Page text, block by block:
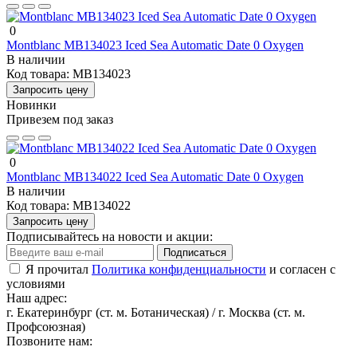
0
Montblanc MB134023 Iced Sea Automatic Date 0 Oxygen
В наличии
Код товара: MB134023
Запросить цену
Новинки
Привезем под заказ
0
Montblanc MB134022 Iced Sea Automatic Date 0 Oxygen
В наличии
Код товара: MB134022
Запросить цену
Подписывайтесь на новости и акции:
Подписаться
Я прочитал Политика конфиденциальности и согласен с
условиями
Наш адрес:
г. Екатеринбург (ст. м. Ботаническая) / г. Москва (ст. м.
Профсоюзная)
Позвоните нам: